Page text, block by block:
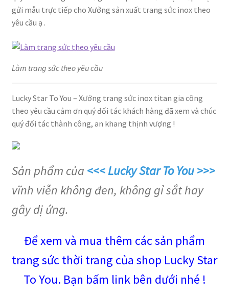
gửi mẫu trực tiếp cho Xưởng sản xuất trang sức inox theo
yêu cầu ạ .
Làm trang sức theo yêu cầu
Lucky Star To You – Xưởng trang sức inox titan gia công
theo yêu cầu cảm ơn quý đối tác khách hàng đã xem và chúc
quý đối tác thành công, an khang thịnh vượng !
Sản phẩm của <<< Lucky Star To You >>>
vĩnh viễn không đen, không gỉ sắt hay
gây dị ứng.
Để xem và mua thêm các sản phẩm
trang sức thời trang của shop Lucky Star
To You. Bạn bấm link bên dưới nhé !